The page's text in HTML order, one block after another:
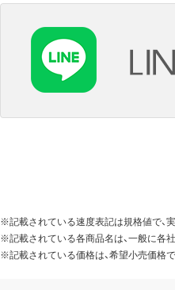
※記載されている速度表記は規格値で、
※記載されている各商品名は、一般に各
※記載されている価格は、希望小売価格で